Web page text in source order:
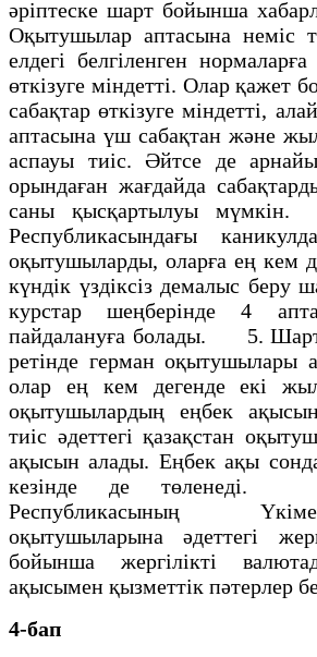
әрiптеске шарт бойынша
Оқытушылар аптасына немiс
елдегi белгiленген
өткiзуге мiндеттi. Олар қажет
сабақтар өткiзуге мiндеттi,
аптасына үш сабақтан және
аспауы тиiс. Әйтсе де
орындаған жағдайда
саны қысқартылуы
Республикасындағы
оқытушыларды, оларға ең кем
күндiк үздiксiз демалыс беру
курстар шеңберiнде 4
пайдалануға болады. 5.
ретiнде герман оқытушылары
олар ең кем дегенде екі
оқытушылардың еңбек
тиiс әдеттегi қазақстан
ақысын алады. Еңбек ақы
кезiнде де төленедi.
Республикасының
оқытушыларына әдеттегi
бойынша жергiлiктi
ақысымен қызметтiк пәтерлер
4-бап